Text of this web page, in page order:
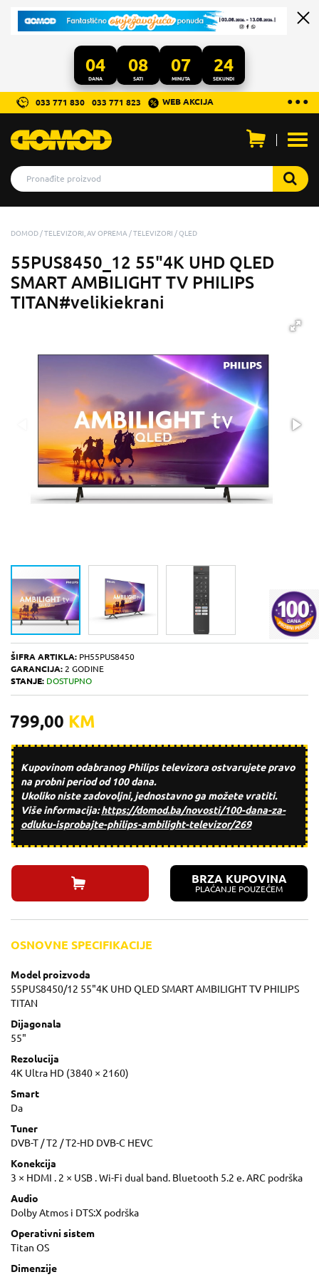
04
DANA
08
SATI
07
MINUTA
23
SEKUNDI
...
● ● ●
033 771 830 033 771 823 WEB AKCIJA
DOMOD TELEVIZORI, AV OPREMA TELEVIZORI QLED
55PUS8450_12 55"4K UHD QLED
SMART AMBILIGHT TV PHILIPS
TITAN#velikiekrani
ŠIFRA ARTIKLA: PH55PUS8450
GARANCIJA: 2 GODINE
STANJE: DOSTUPNO
799,00 KM
Kupovinom odabranog Philips televizora ostvarujete pravo
na probni period od 100 dana.
Ukoliko niste zadovoljni, jednostavno ga možete vratiti.
Više informacija:https://domod.ba/novosti/100-dana-za-
odluku-isprobajte-philips-ambilight-televizor/269
BRZA KUPOVINA
PLAĆANJE POUZEĆEM
OSNOVNE SPECIFIKACIJE
Model proizvoda
55PUS8450/12 55"4K UHD QLED SMART AMBILIGHT TV PHILIPS
TITAN
Dijagonala
55"
Rezolucija
4K Ultra HD (3840 × 2160)
Smart
Da
Tuner
DVB-T / T2 / T2-HD DVB-C HEVC
Konekcija
3 × HDMI . 2 × USB . Wi-Fi dual band. Bluetooth 5.2 e. ARC podrška
Audio
Dolby Atmos i DTS:X podrška
Operativni sistem
Titan OS
Dimenzije